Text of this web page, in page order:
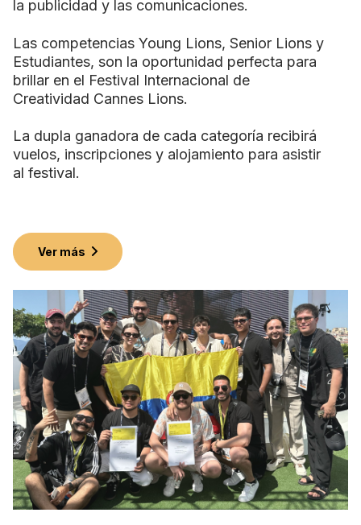
la publicidad y las comunicaciones.
Las competencias Young Lions, Senior Lions y
Estudiantes, son la oportunidad perfecta para
brillar en el Festival Internacional de
Creatividad Cannes Lions.
La dupla ganadora de cada categoría recibirá
vuelos, inscripciones y alojamiento para asistir
al festival.
Ver más